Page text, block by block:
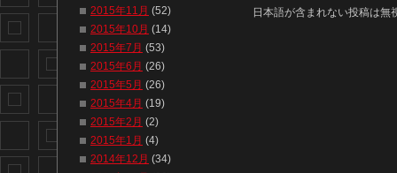
日本語が含まれない投稿は無
2015年11月 (52)
2015年10月 (14)
2015年7月 (53)
2015年6月 (26)
2015年5月 (26)
2015年4月 (19)
2015年2月 (2)
2015年1月 (4)
2014年12月 (34)